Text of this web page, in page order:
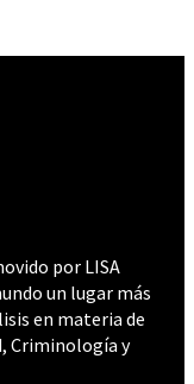
por LISA
un lugar más
en materia de
Criminología y